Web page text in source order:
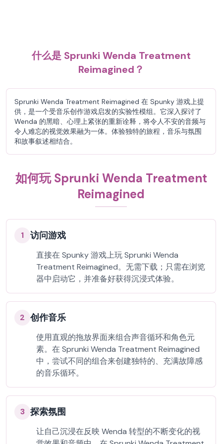
什么是 Sprunki Wenda Treatment
Reimagined？
Sprunki Wenda Treatment Reimagined 在 Spunky 游戏上提
供，是一个受音乐创作游戏启发的实验性模组。它深入探讨了
Wenda 的黑暗、心理上紧张的重新诠释，将令人不安的音频与
令人难忘的视觉效果融为一体。体验独特的旅程，音乐与氛围
和故事叙述相结合。
如何玩 Sprunki Wenda Treatment
Reimagined
1 访问游戏
直接在 Spunky 游戏上玩 Sprunki Wenda
Treatment Reimagined。无需下载；只需在浏览
器中启动它，并准备好获得沉浸式体验。
2 创作音乐
使用直观的拖放界面来组合声音循环和角色元
素。在 Sprunki Wenda Treatment Reimagined
中，尝试不同的组合来创建独特的、充满故障感
的音乐循环。
3 探索氛围
让自己沉浸在反映 Wenda 转型的不断变化的视